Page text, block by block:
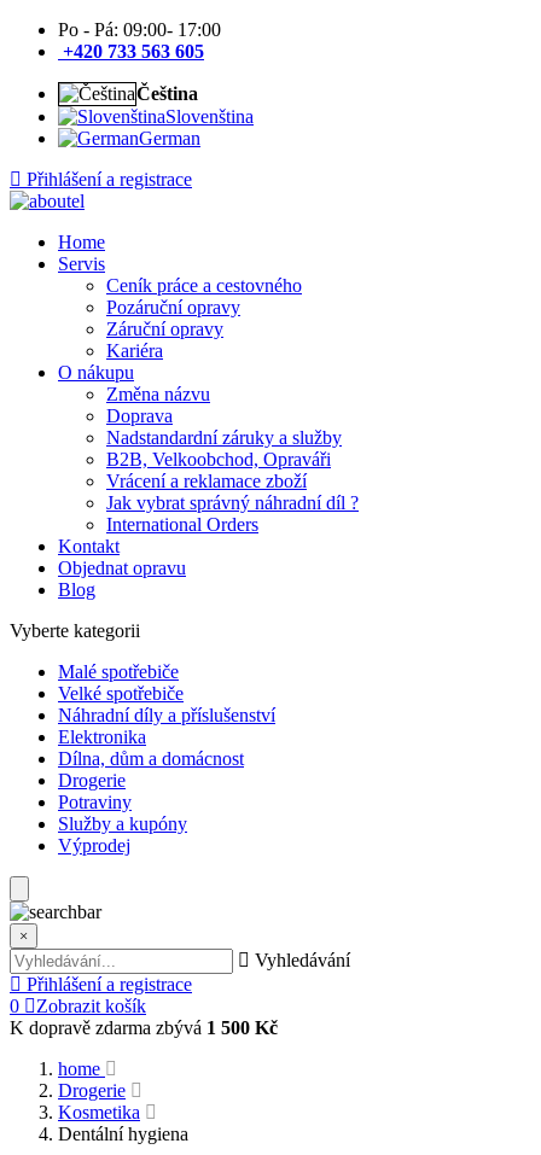
Po - Pá: 09:00- 17:00
+420 733 563 605
Čeština
Slovenština
German
Přihlášení a registrace
Home
Servis
Ceník práce a cestovného
Pozáruční opravy
Záruční opravy
Kariéra
O nákupu
Změna názvu
Doprava
Nadstandardní záruky a služby
B2B, Velkoobchod, Opraváři
Vrácení a reklamace zboží
Jak vybrat správný náhradní díl ?
International Orders
Kontakt
Objednat opravu
Blog
Vyberte kategorii
Malé spotřebiče
Velké spotřebiče
Náhradní díly a příslušenství
Elektronika
Dílna, dům a domácnost
Drogerie
Potraviny
Služby a kupóny
Výprodej
×
Vyhledávání
Přihlášení a registrace
0
Zobrazit košík
K dopravě zdarma zbývá 1 500 Kč
home
Drogerie
Kosmetika
Dentální hygiena